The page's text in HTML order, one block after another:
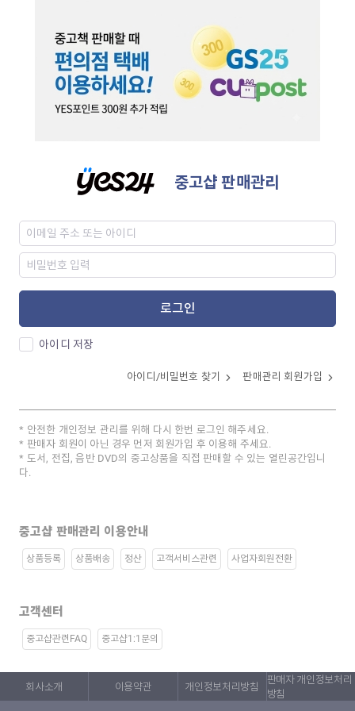
중고샵 판매관리
로그인
아이디 저장
아이디/비밀번호 찾기 판매관리 회원가입
안전한 개인정보 관리를 위해 다시 한번 로그인 해주세요.
판매자 회원이 아닌 경우 먼저 회원가입 후 이용해 주세요.
도서, 전집, 음반 DVD의 중고상품을 직접 판매할 수 있는 열린공간입니
다.
중고샵 판매관리 이용안내
상품등록 상품배송 정산 고객서비스관련 사업자회원전환
고객센터
중고샵관련FAQ 중고샵1:1문의
회사소개 이용약관 개인정보처리방침
판매자 개인정보처리
방침